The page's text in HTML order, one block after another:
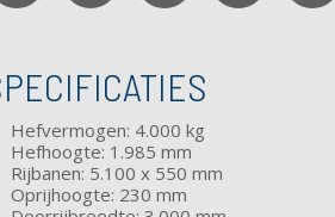
Hefvermogen: 4.000 kg
Hefhoogte: 1.985 mm
Rijbanen: 5.100 x 550 mm
Oprijhoogte: 230 mm